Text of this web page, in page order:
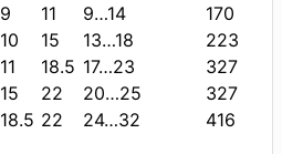
9 11 9…14
170
10 15 13…18
223
11 18.5 17…23
327
15 22 20…25
327
18.5 22 24…32 416